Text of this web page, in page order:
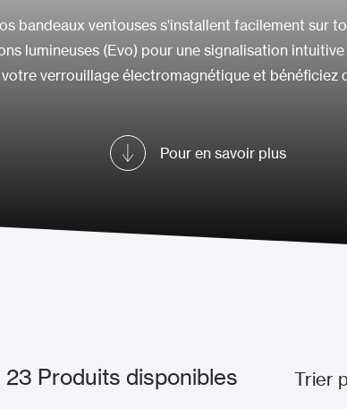
bandeaux ventouses s'installent facilement sur
lumineuses (Evo) pour une signalisation
verrouillage électromagnétique et bénéficiez
Pour en savoir plus
23 Produits disponibles Trier